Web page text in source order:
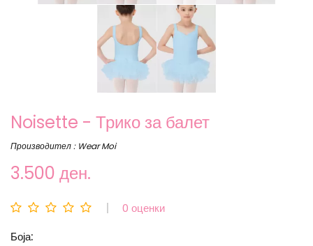
Noisette - Трико за балет
Производител : Wear Moi
3.500 ден.
0 оценки
Боја: